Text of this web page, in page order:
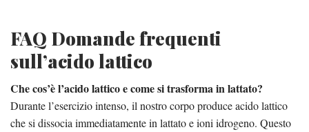
FAQ Domande frequenti
sull’acido lattico
Che cos’è l’acido lattico e come si trasforma in lattato?
Durante l’esercizio intenso, il nostro corpo produce acido lattico
che si dissocia immediatamente in lattato e ioni idrogeno. Questo